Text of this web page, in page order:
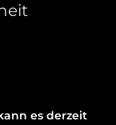
es derzeit